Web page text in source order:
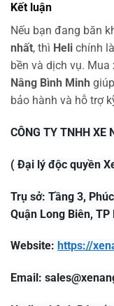
Kết luận
Nếu bạn đang băn
nhất, thì Heli chính
bền và dịch vụ. Mua
Nâng Bình Minh
bảo hành và hỗ trợ
CÔNG TY TNHH XE
( Đại lý độc quyền
Trụ sở: Tầng 3,
Quận Long Biên, TP
Website: https://
Email: